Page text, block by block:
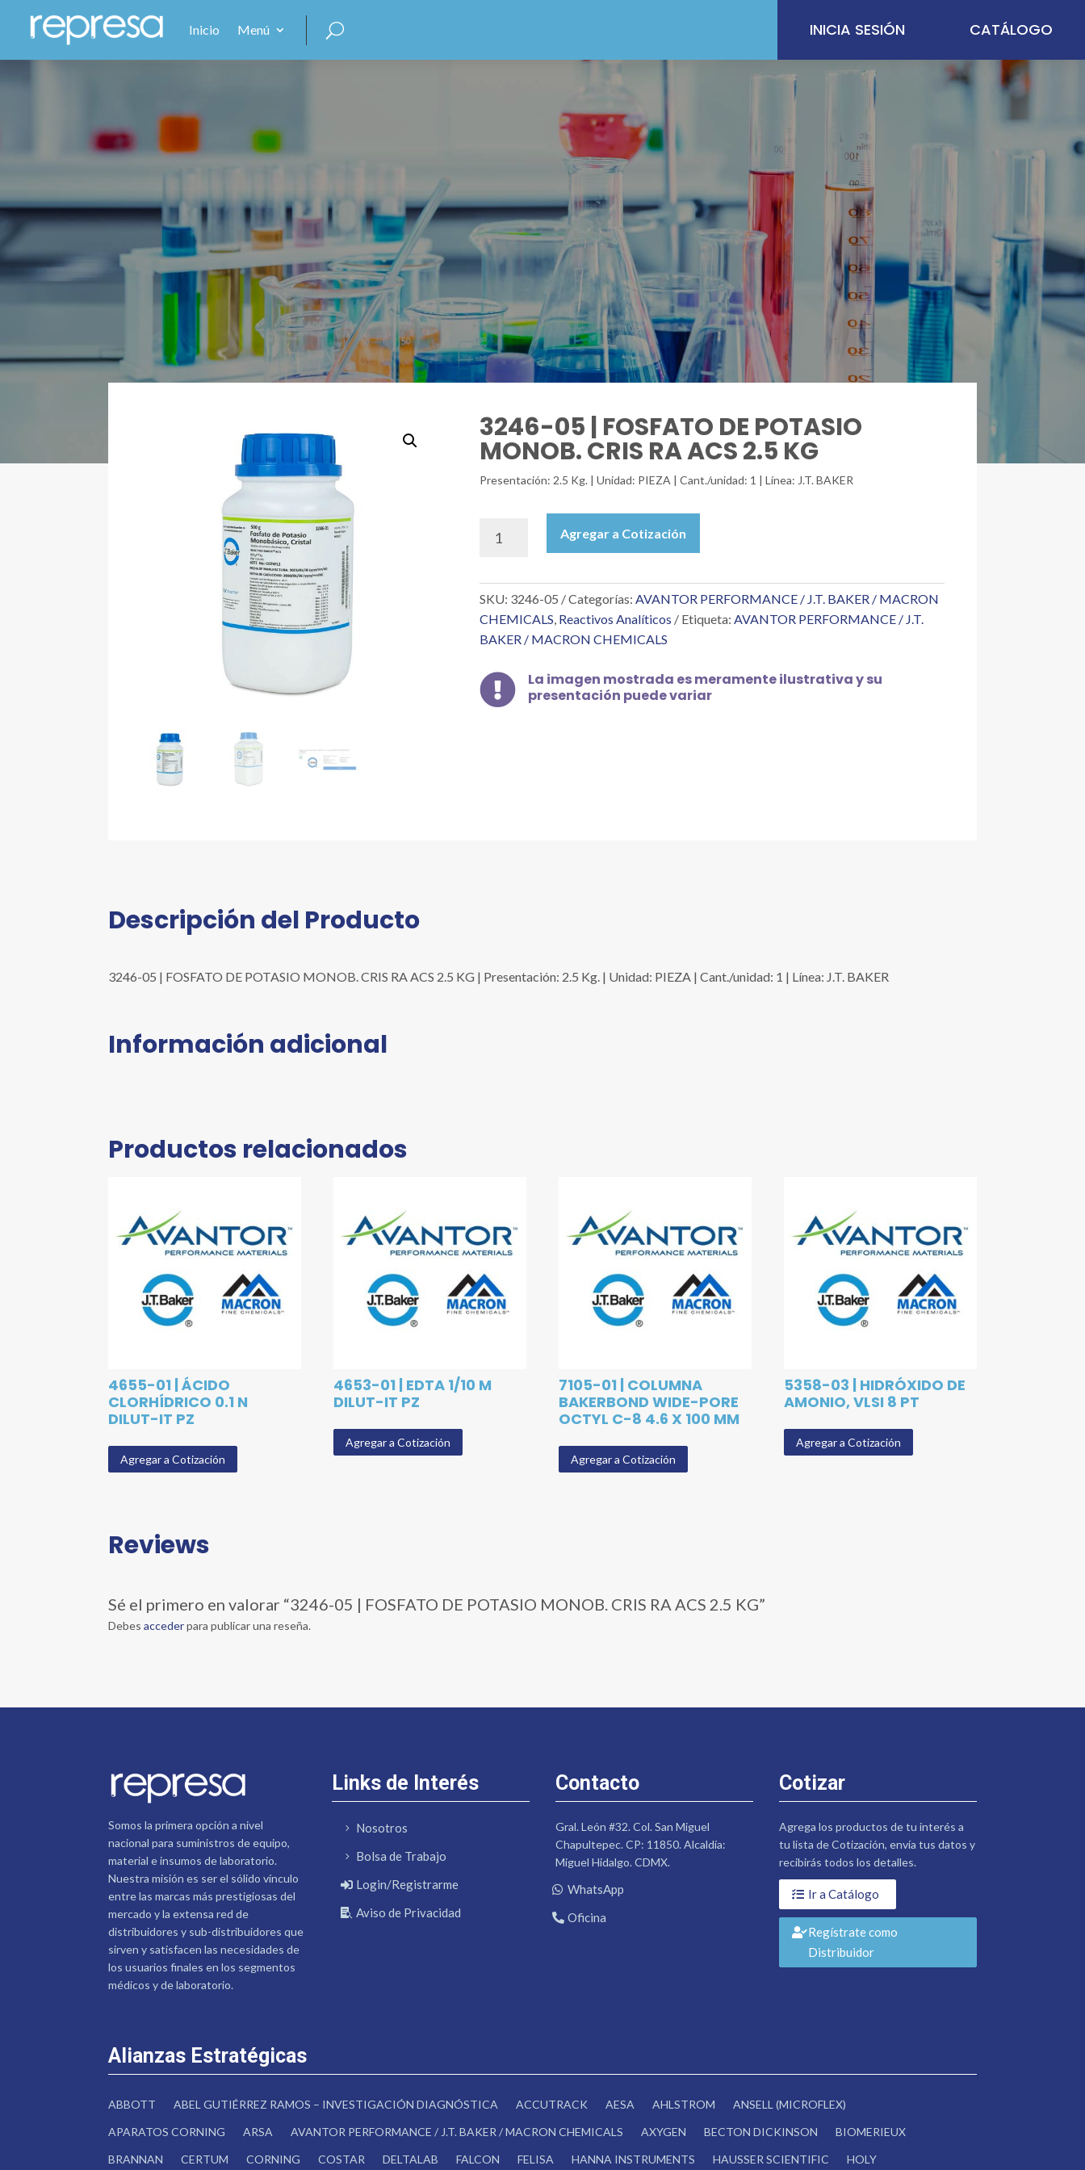
Inicio Menú INICIA SESIÓN CATÁLOGO
3246-05 | FOSFATO DE POTASIO
MONOB. CRIS RA ACS 2.5 KG
Presentación: 2.5 Kg. | Unidad: PIEZA | Cant./unidad: 1 | Línea: J.T. BAKER
FOSFATO
DE
POTASIO
MONOB.
RA
ACS
2.5
Agregar a Cotización
SKU: 3246-05 Categorías:AVANTOR PERFORMANCE / J.T. BAKER / MACRON
CHEMICALS, Reactivos Analíticos Etiqueta:AVANTOR PERFORMANCE / J.T.
BAKER / MACRON CHEMICALS

La imagen mostrada es meramente ilustrativa y su
presentación puede variar
Descripción del Producto
3246-05 | FOSFATO DE POTASIO MONOB. CRIS RA ACS 2.5 KG | Presentación: 2.5 Kg. | Unidad: PIEZA | Cant./unidad: 1 | Línea: J.T. BAKER
Información adicional
Productos relacionados
4655-01 | ÁCIDO
CLORHÍDRICO 0.1 N
DILUT-IT PZ
Agregar a Cotización
4653-01 | EDTA 1/10 M
DILUT-IT PZ
Agregar a Cotización
7105-01 | COLUMNA
BAKERBOND WIDE-PORE
OCTYL C-8 4.6 X 100 MM
Agregar a Cotización
5358-03 | HIDRÓXIDO DE
AMONIO, VLSI 8 PT
Agregar a Cotización
Reviews
Sé el primero en valorar “3246-05 | FOSFATO DE POTASIO MONOB. CRIS RA ACS 2.5 KG”
Debesaccederpara publicar una reseña.
Somos la primera opción a nivel
nacional para suministros de equipo,
material e insumos de laboratorio.
Nuestra misión es ser el sólido vínculo
entre las marcas más prestigiosas del
mercado y la extensa red de
distribuidores y sub-distribuidores que
sirven y satisfacen las necesidades de
los usuarios finales en los segmentos
médicos y de laboratorio.
Links de Interés
Nosotros
Bolsa de Trabajo
Login/Registrarme
Aviso de Privacidad
Contacto
Gral. León #32. Col. San Miguel
Chapultepec. CP: 11850. Alcaldía:
Miguel Hidalgo. CDMX.
WhatsApp
Oficina
Cotizar
Agrega los productos de tu interés a
tu lista de Cotización, envía tus datos y
recibirás todos los detalles.
Ir a Catálogo
Regístrate como
Distribuidor
Alianzas Estratégicas
ABBOTT ABEL GUTIÉRREZ RAMOS – INVESTIGACIÓN DIAGNÓSTICA ACCUTRACK AESA AHLSTROM
ANSELL (MICROFLEX)
APARATOS CORNING
ARSA AVANTOR PERFORMANCE / J.T. BAKER / MACRON CHEMICALS AXYGEN BECTON DICKINSON
BIOMERIEUX
BRANNAN
CERTUM CORNING COSTAR DELTALAB FALCON FELISA HANNA INSTRUMENTS HAUSSER SCIENTIFIC HOLY